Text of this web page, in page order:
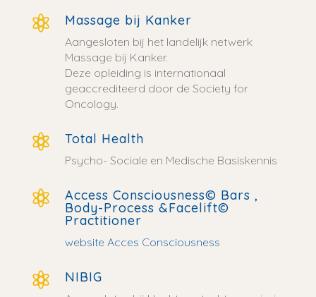
 Massage bij Kanker
Aangesloten bij het landelijk netwerk
Massage bij Kanker.
Deze opleiding is internationaal
geaccrediteerd door de Society for
Oncology.
 Total Health
Psycho- Sociale en Medische Basiskennis
 Access Consciousness© Bars ,
Body-Process &Facelift©
Practitioner
website Acces Consciousness
 NIBIG